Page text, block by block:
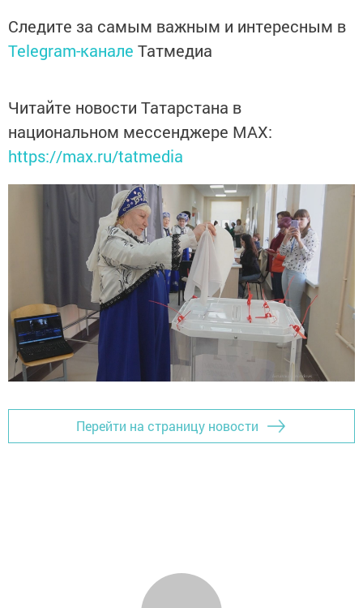
Следите за самым важным и интересным в
Telegram-канале Татмедиа
Читайте новости Татарстана в
национальном мессенджере MАХ:
https://max.ru/tatmedia
Перейти на страницу новости